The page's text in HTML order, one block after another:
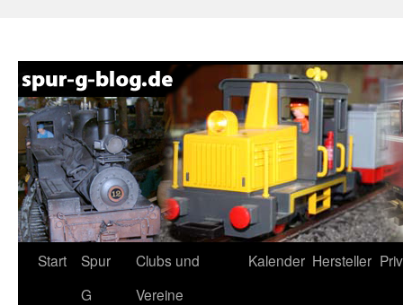
Zum
Start
Spur
G
Clubs und
Vereine
Kalender Hersteller